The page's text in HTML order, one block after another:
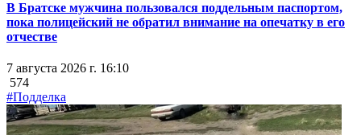
В Братске мужчина пользовался поддельным паспортом,
пока полицейский не обратил внимание на опечатку в его
отчестве
7 августа 2026 г. 16:10
574
#Подделка